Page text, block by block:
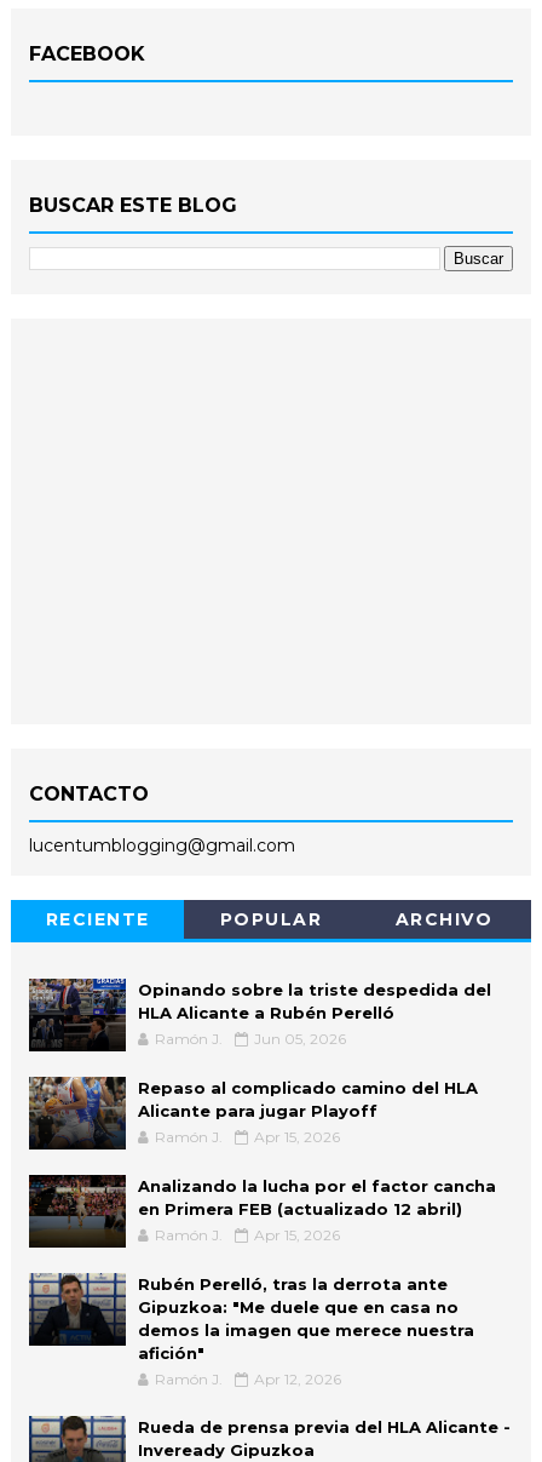
FACEBOOK
BUSCAR ESTE BLOG
CONTACTO
lucentumblogging@gmail.com
RECIENTE POPULAR ARCHIVO
Opinando sobre la triste despedida del
HLA Alicante a Rubén Perelló
Ramón J. Jun 05, 2026
Repaso al complicado camino del HLA
Alicante para jugar Playoff
Ramón J. Apr 15, 2026
Analizando la lucha por el factor cancha
en Primera FEB (actualizado 12 abril)
Ramón J. Apr 15, 2026
Rubén Perelló, tras la derrota ante
Gipuzkoa: "Me duele que en casa no
demos la imagen que merece nuestra
afición"
Ramón J. Apr 12, 2026
Rueda de prensa previa del HLA Alicante -
Inveready Gipuzkoa